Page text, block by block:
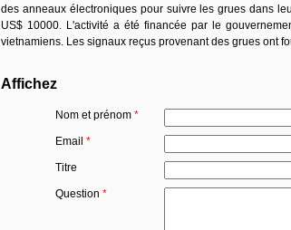
des anneaux électroniques pour suivre les grues dans
US$ 10000. L'activité a été financée par le
vietnamiens. Les signaux reçus provenant des grues ont
Affichez
Nom et prénom *
Email *
Titre
Question *